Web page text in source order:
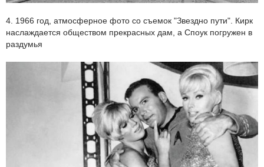
4. 1966 год, атмосферное фото со съемок "Звездно пути". Кирк
наслаждается обществом прекрасных дам, а Споук погружен в
раздумья